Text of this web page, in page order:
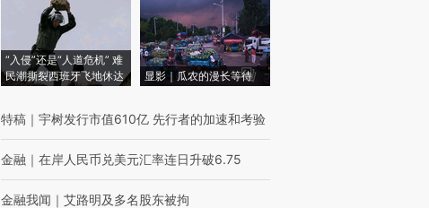
“入侵”还是“人道危机” 难
民潮撕裂西班牙飞地休达
显影｜瓜农的漫长等待
特稿 ｜ 宇树发行市值610亿 先行者的加速和考验
金融 ｜ 在岸人民币兑美元汇率连日升破6.75
金融我闻 ｜ 艾路明及多名股东被拘